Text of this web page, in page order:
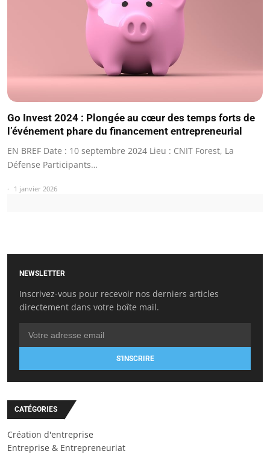
Go Invest 2024 : Plongée au cœur des temps forts de
l’événement phare du financement entrepreneurial
EN BREF Date : 10 septembre 2024 Lieu : CNIT Forest, La
Défense Participants…
1 janvier 2026
NEWSLETTER
Inscrivez-vous pour recevoir nos derniers articles
directement dans votre boîte mail.
S'INSCRIRE
CATÉGORIES
Création d'entreprise
Entreprise & Entrepreneuriat